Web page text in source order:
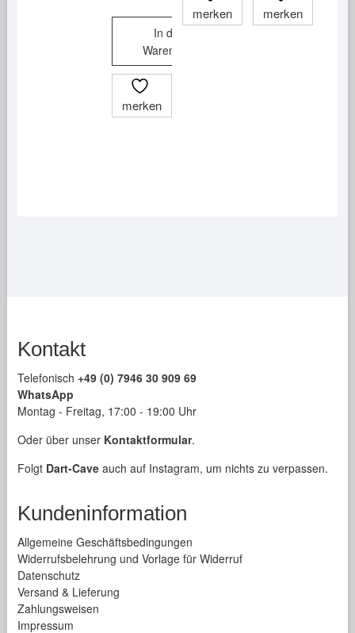
In den
Warenkorb
merken
merken merken
Kontakt
Telefonisch +49 (0) 7946 30 909 69
WhatsApp
Montag - Freitag, 17:00 - 19:00 Uhr
Oder über unser Kontaktformular.
Folgt Dart-Caveauch auf Instagram, um nichts zu verpassen.
Kundeninformation
Allgemeine Geschäftsbedingungen
Widerrufsbelehrung und Vorlage für Widerruf
Datenschutz
Versand & Lieferung
Zahlungsweisen
Impressum